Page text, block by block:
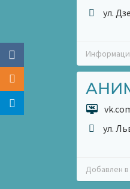
ул.
ул.
Добавлен в